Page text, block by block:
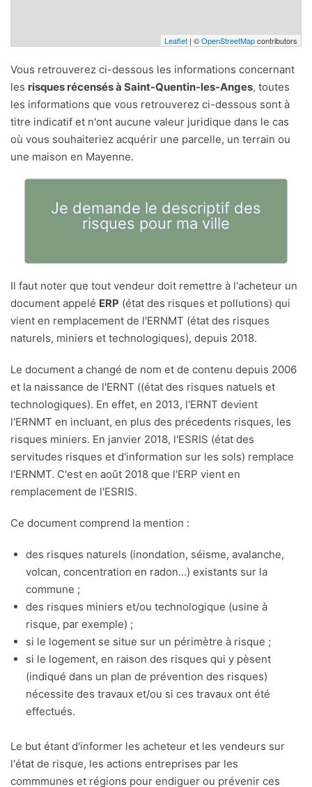
Leaflet | ©OpenStreetMapcontributors
Vous retrouverez ci-dessous les informations concernant
les risques récensés à Saint-Quentin-les-Anges, toutes
les informations que vous retrouverez ci-dessous sont à
titre indicatif et n'ont aucune valeur juridique dans le cas
où vous souhaiteriez acquérir une parcelle, un terrain ou
une maison en Mayenne.
Je demande le descriptif des
risques pour ma ville
Il faut noter que tout vendeur doit remettre à l'acheteur un
document appelé ERP (état des risques et pollutions) qui
vient en remplacement de l'ERNMT (état des risques
naturels, miniers et technologiques), depuis 2018.
Le document a changé de nom et de contenu depuis 2006
et la naissance de l'ERNT ((état des risques natuels et
technologiques). En effet, en 2013, l'ERNT devient
l'ERNMT en incluant, en plus des précedents risques, les
risques miniers. En janvier 2018, l'ESRIS (état des
servitudes risques et d'information sur les sols) remplace
l'ERNMT. C'est en août 2018 que l'ERP vient en
remplacement de l'ESRIS.
Ce document comprend la mention :
des risques naturels (inondation, séisme, avalanche,
volcan, concentration en radon...) existants sur la
commune ;
des risques miniers et/ou technologique (usine à
risque, par exemple) ;
si le logement se situe sur un périmètre à risque ;
si le logement, en raison des risques qui y pèsent
(indiqué dans un plan de prévention des risques)
nécessite des travaux et/ou si ces travaux ont été
effectués.
Le but étant d'informer les acheteur et les vendeurs sur
l'état de risque, les actions entreprises par les
commmunes et régions pour endiguer ou prévenir ces